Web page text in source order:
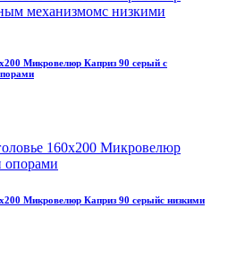
Микровелюр Каприз 90 серый с
Микровелюр Каприз 90 серыйс низкими